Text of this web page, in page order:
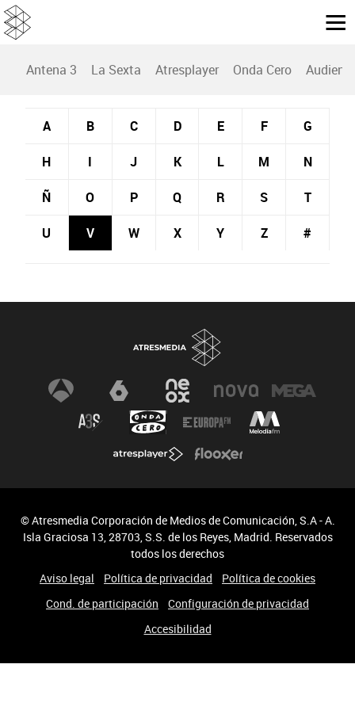
Antena 3 La Sexta Atresplayer Onda Cero
A B C D E F G
H I J K L M N
Ñ O P Q R S T
U V W X Y Z #
© Atresmedia Corporación de Medios de Comunicación, S.A - A.
Isla Graciosa 13, 28703, S.S. de los Reyes, Madrid. Reservados
todos los derechos
Aviso legal
Política de privacidad
Política de cookies
Cond. de participación
Configuración de privacidad
Accesibilidad